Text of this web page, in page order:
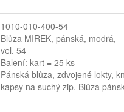
1010-010-400-54
Blůza MIREK, pánská, modrá,
vel. 54
Balení: kart = 25 ks
Pánská blůza, zdvojené lokty,
kapsy na suchý zip. Blůza